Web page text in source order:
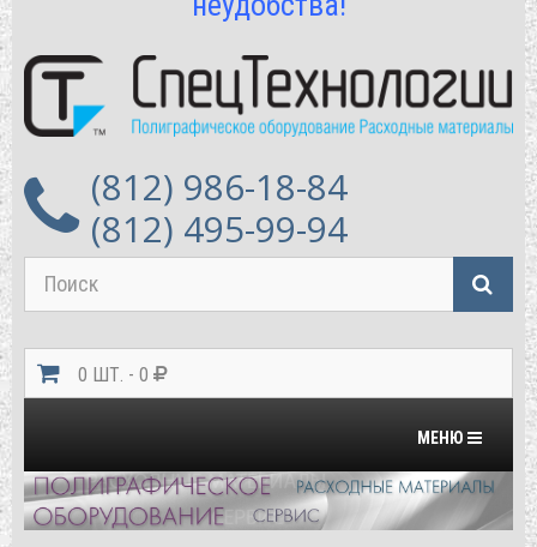
(812) 986-18-84
(812) 495-99-94
0 ШТ. - 0
Переключить
МЕНЮ